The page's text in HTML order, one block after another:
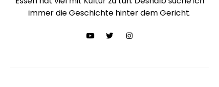
immer die Geschichte hinter dem Gericht.